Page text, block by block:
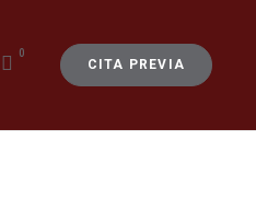
CITA PREVIA
0